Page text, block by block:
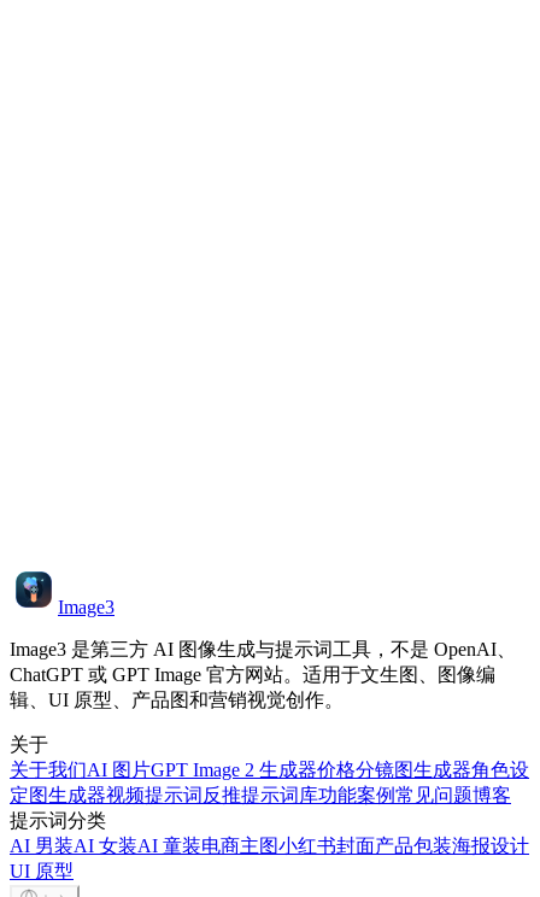
developer docs
Image3
Image3 是第三方 AI 图像生成与提示词工具，不是 OpenAI、
ChatGPT 或 GPT Image 官方网站。适用于文生图、图像编
辑、UI 原型、产品图和营销视觉创作。
关于
关于我们AI 图片GPT Image 2 生成器价格分镜图生成器角色设
定图生成器视频提示词反推提示词库功能案例常见问题博客
提示词分类
AI 男装AI 女装AI 童装电商主图小红书封面产品包装海报设计
UI 原型